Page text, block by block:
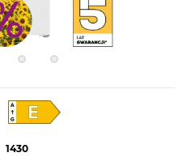
1430